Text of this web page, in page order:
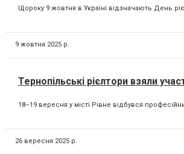
Щороку 9 жовтня в Україні відзначають День
9 жовтня 2025 р.
Тернопільські рієлтори взяли
18–19 вересня у місті Рівне відбувся
26 вересня 2025 р.